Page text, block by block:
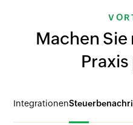
Machen
Integrationen